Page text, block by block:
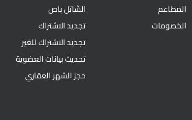
المطاعم
الخصومات
الشاتل باص
تجديد الاشتراك
تجديد الاشتراك للغير
تحديث بيانات العضوية
حجز الشهر العقاري